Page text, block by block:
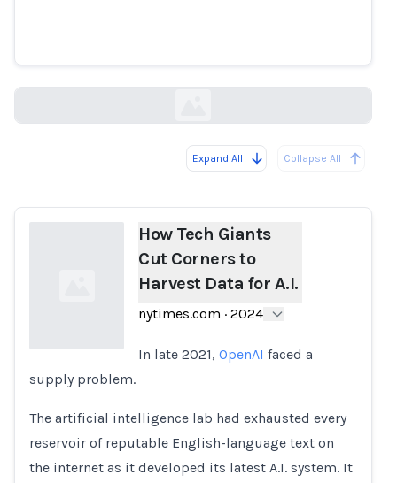
Expand All Collapse All
Loading...
How Tech Giants
Cut Corners to
Harvest Data for A.I.
nytimes.com · 2024
In late 2021,OpenAI faced a
supply problem.
The artificial intelligence lab had exhausted every
reservoir of reputable English-language text on
the internet as it developed its latest A.I. system. It